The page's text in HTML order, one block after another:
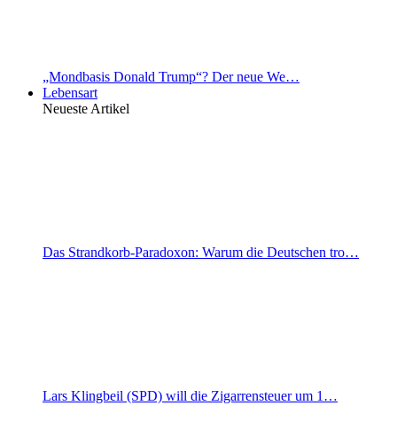
„Mondbasis Donald Trump“? Der neue We…
Lebensart
Neueste Artikel
Das Strandkorb-Paradoxon: Warum die Deutschen tro…
Lars Klingbeil (SPD) will die Zigarrensteuer um 1…